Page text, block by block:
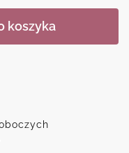
koszyka